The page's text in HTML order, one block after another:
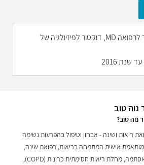
בוגר הטכניון דוקטור לרפואה MD, דוקטור לפיזיולגיה של
שנת 2016
טוב
טוב?
ריאות ושינה - אבחון וטיפול בהפרעות נשימה
מותאמת אישית המתמחה בריאות, רפואת שינה,
פנימית, שיעול, קוצר נשימה, אסתמה, מחלת ריאות חסימתית כרונית (COPD),